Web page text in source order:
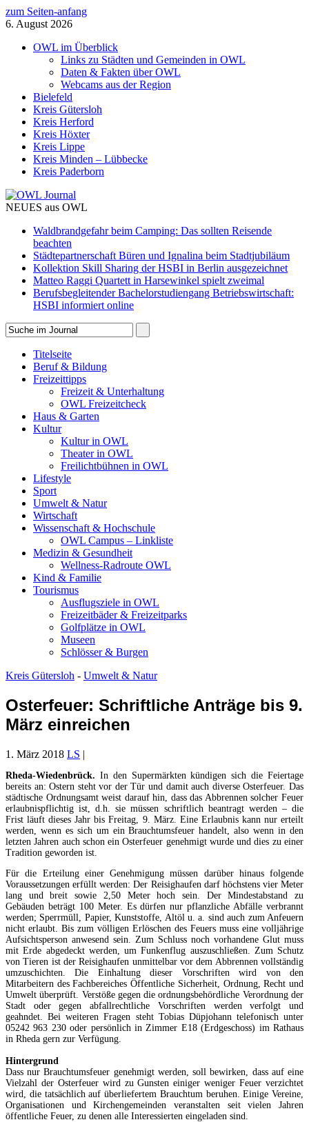
zum Seiten-anfang
6. August 2026
OWL im Überblick
Links zu Städten und Gemeinden in OWL
Daten & Fakten über OWL
Webcams aus der Region
Bielefeld
Kreis Gütersloh
Kreis Herford
Kreis Höxter
Kreis Lippe
Kreis Minden – Lübbecke
Kreis Paderborn
NEUES aus OWL
Waldbrandgefahr beim Camping: Das sollten Reisende
beachten
Städtepartnerschaft Büren und Ignalina beim Stadtjubiläum
Kollektion Skill Sharing der HSBI in Berlin ausgezeichnet
Matteo Raggi Quartett in Harsewinkel spielt zweimal
Berufsbegleitender Bachelorstudiengang Betriebswirtschaft:
HSBI informiert online
Titelseite
Beruf & Bildung
Freizeittipps
Freizeit & Unterhaltung
OWL Freizeitcheck
Haus & Garten
Kultur
Kultur in OWL
Theater in OWL
Freilichtbühnen in OWL
Lifestyle
Sport
Umwelt & Natur
Wirtschaft
Wissenschaft & Hochschule
OWL Campus – Linkliste
Medizin & Gesundheit
Wellness-Radroute OWL
Kind & Familie
Tourismus
Ausflugsziele in OWL
Freizeitbäder & Freizeitparks
Golfplätze in OWL
Museen
Schlösser & Burgen
Kreis Gütersloh - Umwelt & Natur
Osterfeuer: Schriftliche Anträge bis 9.
März einreichen
1. März 2018 LS |
Rheda-Wiedenbrück. In den Supermärkten kündigen sich die Feiertage
bereits an: Ostern steht vor der Tür und damit auch diverse Osterfeuer. Das
städtische Ordnungsamt weist darauf hin, dass das Abbrennen solcher Feuer
erlaubnispflichtig ist, d.h. sie müssen schriftlich beantragt werden – die
Frist läuft dieses Jahr bis Freitag, 9. März. Eine Erlaubnis kann nur erteilt
werden, wenn es sich um ein Brauchtumsfeuer handelt, also wenn in den
letzten Jahren auch schon ein Osterfeuer genehmigt wurde und dies zu einer
Tradition geworden ist.
Für die Erteilung einer Genehmigung müssen darüber hinaus folgende
Voraussetzungen erfüllt werden: Der Reisighaufen darf höchstens vier Meter
lang und breit sowie 2,50 Meter hoch sein. Der Mindestabstand zu
Gebäuden beträgt 100 Meter. Es dürfen nur pflanzliche Abfälle verbrannt
werden; Sperrmüll, Papier, Kunststoffe, Altöl u. a. sind auch zum Anfeuern
nicht erlaubt. Bis zum völligen Erlöschen des Feuers muss eine volljährige
Aufsichtsperson anwesend sein. Zum Schluss noch vorhandene Glut muss
mit Erde abgedeckt werden, um Funkenflug auszuschließen. Zum Schutz
von Tieren ist der Reisighaufen unmittelbar vor dem Abbrennen vollständig
umzuschichten. Die Einhaltung dieser Vorschriften wird von den
Mitarbeitern des Fachbereiches Öffentliche Sicherheit, Ordnung, Recht und
Umwelt überprüft. Verstöße gegen die ordnungsbehördliche Verordnung der
Stadt oder gegen abfallrechtliche Vorschriften werden verfolgt und
geahndet. Bei weiteren Fragen steht Tobias Düpjohann telefonisch unter
05242 963 230 oder persönlich in Zimmer E18 (Erdgeschoss) im Rathaus
in Rheda gern zur Verfügung.
Hintergrund
Dass nur Brauchtumsfeuer genehmigt werden, soll bewirken, dass auf eine
Vielzahl der Osterfeuer wird zu Gunsten einiger weniger Feuer verzichtet
wird, die tatsächlich auf überliefertem Brauchtum beruhen. Einige Vereine,
Organisationen und Kirchengemeinden veranstalten seit vielen Jahren
öffentliche Feuer, zu denen alle Interessierten eingeladen sind.